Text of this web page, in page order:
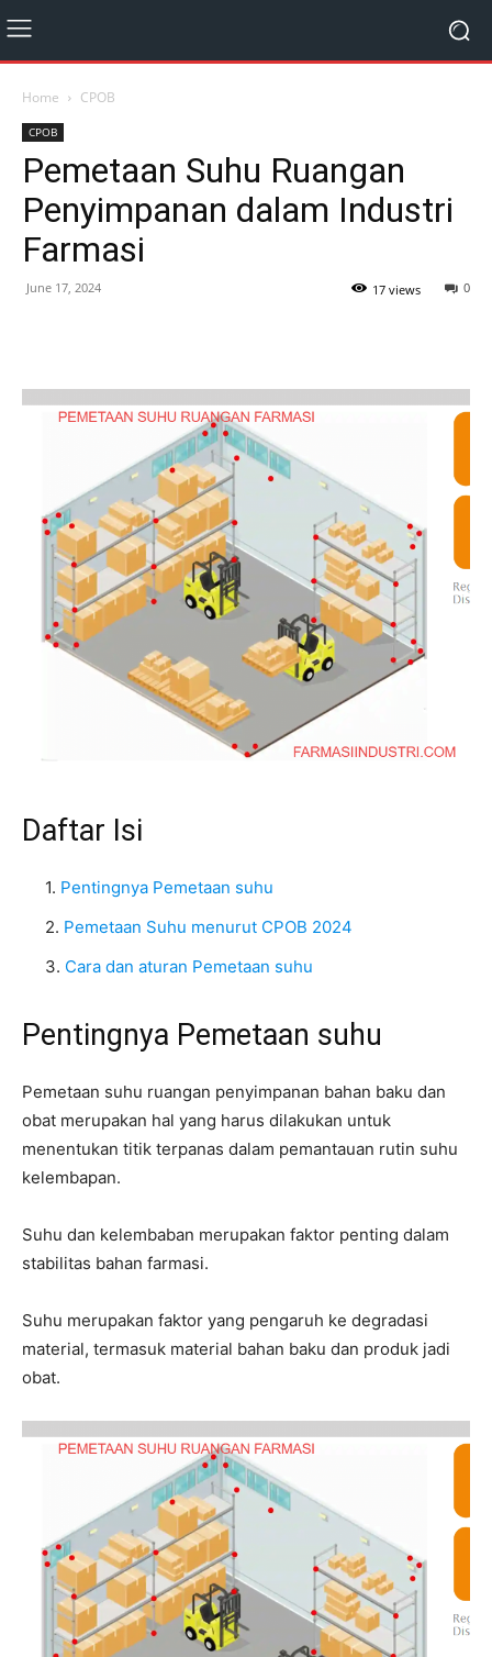
Home CPOB
CPOB
Pemetaan Suhu Ruangan
Penyimpanan dalam Industri
Farmasi
June 17, 2024 0
17 views
Daftar Isi
Pentingnya Pemetaan suhu
Pemetaan Suhu menurut CPOB 2024
Cara dan aturan Pemetaan suhu
Pentingnya Pemetaan suhu
Pemetaan suhu ruangan penyimpanan bahan baku dan
obat merupakan hal yang harus dilakukan untuk
menentukan titik terpanas dalam pemantauan rutin suhu
kelembapan.
Suhu dan kelembaban merupakan faktor penting dalam
stabilitas bahan farmasi.
Suhu merupakan faktor yang pengaruh ke degradasi
material, termasuk material bahan baku dan produk jadi
obat.